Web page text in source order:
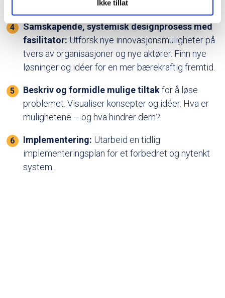
eller som de har samlet inn gjennom din bruk av
tjenestene deres.
Ikke tillat
gjennom åpne dager og åpne prosesser.
Samskapende, systemisk designprosess med
fasilitator: Utforsk nye innovasjonsmuligheter på
tvers av organisasjoner og nye aktører. Finn nye
løsninger og idéer for en mer bærekraftig fremtid.
Beskriv og formidle mulige tiltakfor å løse
problemet. Visualiser konsepter og idéer. Hva er
mulighetene – og hva hindrer dem?
Implementering: Utarbeid en tidlig
implementeringsplan for et forbedret og nytenkt
system.